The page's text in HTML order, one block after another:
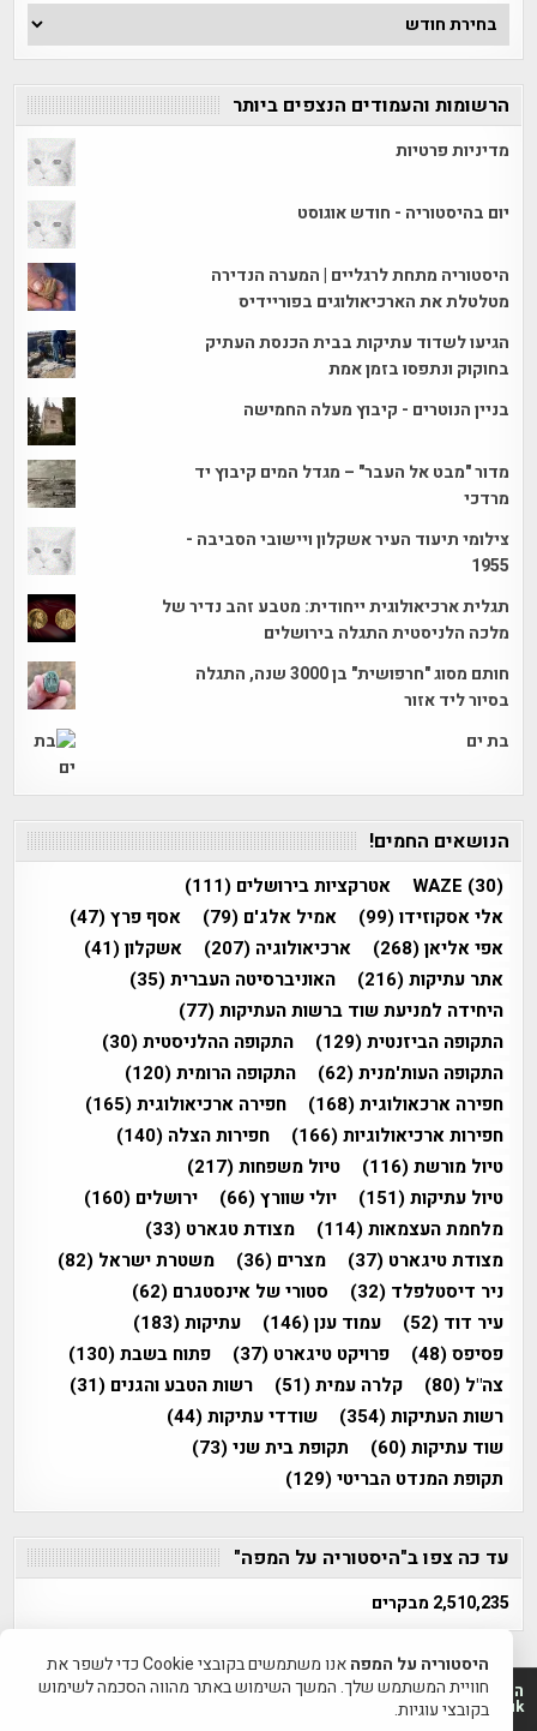
ארכיון
הכתבות
הרשומות והעמודים הנצפים ביותר
מדיניות פרטיות
יום בהיסטוריה - חודש אוגוסט
היסטוריה מתחת לרגליים | המערה הנדירה
מטלטלת את הארכיאולוגים בפוריידיס
הגיעו לשדוד עתיקות בבית הכנסת העתיק
בחוקוק ונתפסו בזמן אמת
בניין הנוטרים - קיבוץ מעלה החמישה
מדור "מבט אל העבר" – מגדל המים קיבוץ יד
מרדכי
צילומי תיעוד העיר אשקלון ויישובי הסביבה -
1955
תגלית ארכיאולוגית ייחודית: מטבע זהב נדיר של
מלכה הלניסטית התגלה בירושלים
חותם מסוג "חרפושית" בן 3000 שנה, התגלה
בסיור ליד אזור
בת ים
הנושאים החמים!
WAZE (30) אטרקציות בירושלים (111)
אלי אסקוזידו(99) אמיל אלג'ם (79) אסף פרץ(47)
אפי אליאן(268) ארכיאולוגיה (207) אשקלון(41)
אתר עתיקות(216) האוניברסיטה העברית(35)
היחידה למניעת שוד ברשות העתיקות(77)
התקופה הביזנטית(129) התקופה ההלניסטית(30)
התקופה העות'מנית(62) התקופה הרומית(120)
חפירה ארכאולוגית(168) חפירה ארכיאולוגית(165)
חפירות ארכיאולוגיות(166) חפירות הצלה (140)
טיול מורשת(116) טיול משפחות(217)
טיול עתיקות(151) יולי שוורץ(66) ירושלים (160)
מלחמת העצמאות(114) מצודת טגארט (33)
מצודת טיגארט (37) מצרים (36) משטרת ישראל (82)
ניר דיסטלפלד (32) סטורי של אינסטגרם (62)
עיר דוד (52) עמוד ענן(146) עתיקות(183)
פסיפס(48) פרויקט טיגארט (37) פתוח בשבת(130)
צה"ל (80) קלרה עמית(51) רשות הטבע והגנים (31)
רשות העתיקות(354) שודדי עתיקות(44)
שוד עתיקות(60) תקופת בית שני(73)
תקופת המנדט הבריטי(129)
עד כה צפו ב"היסטוריה על המפה"
2,510,235 מבקרים
היסטוריה על המפה 2011-2026 | פרוייקט טיגארט 2012-2026|
www.mapah.co.il | www.tegart.uk
היסטוריה על המפה
אנו משתמשים בקובצי Cookie כדי לשפר את
חוויית המשתמש שלך. המשך השימוש באתר מהווה הסכמה לשימוש
בקובצי עוגיות.